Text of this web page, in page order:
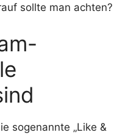
sollte man achten?
sogenannte „Like &